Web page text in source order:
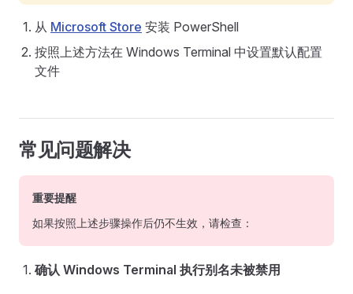
从 Microsoft Store 安装 PowerShell
按照上述方法在 Windows Terminal 中设置默认配置
文件
常见问题解决
重要提醒
如果按照上述步骤操作后仍不生效，请检查：
确认 Windows Terminal 执行别名未被禁用